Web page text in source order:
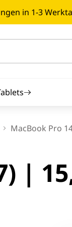
in 1-3
Tablets
MacBook Pro
|